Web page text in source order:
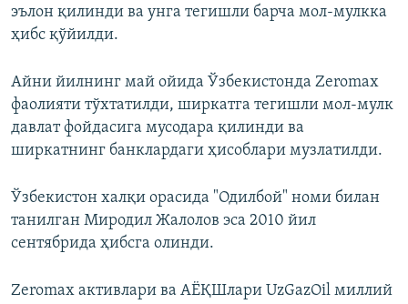
эълон қилинди ва унга тегишли барча мол-мулкка
ҳибс қўйилди.
Айни йилнинг май ойида Ўзбекистонда Zeromax
фаолияти тўхтатилди, ширкатга тегишли мол-мулк
давлат фойдасига мусодара қилинди ва
ширкатнинг банклардаги ҳисоблари музлатилди.
Ўзбекистон халқи орасида "Одилбой" номи билан
танилган Миродил Жалолов эса 2010 йил
сентябрида ҳибсга олинди.
Zeromax активлари ва АЁҚШлари UzGazOil миллий